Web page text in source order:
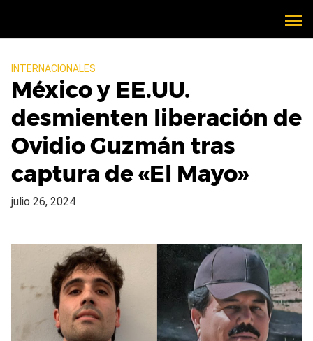
INTERNACIONALES
México y EE.UU.
desmienten liberación de
Ovidio Guzmán tras
captura de «El Mayo»
julio 26, 2024